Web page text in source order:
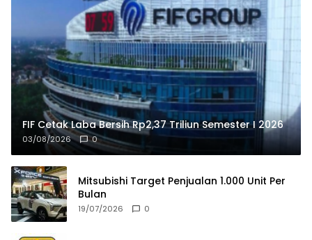
FIF Cetak Laba Bersih Rp2,37 Triliun Semester I 2026
03/08/2026 0
Mitsubishi Target Penjualan 1.000 Unit Per
Bulan
19/07/2026 0